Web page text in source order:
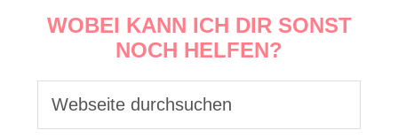
WOBEI KANN ICH DIR SONST
NOCH HELFEN?